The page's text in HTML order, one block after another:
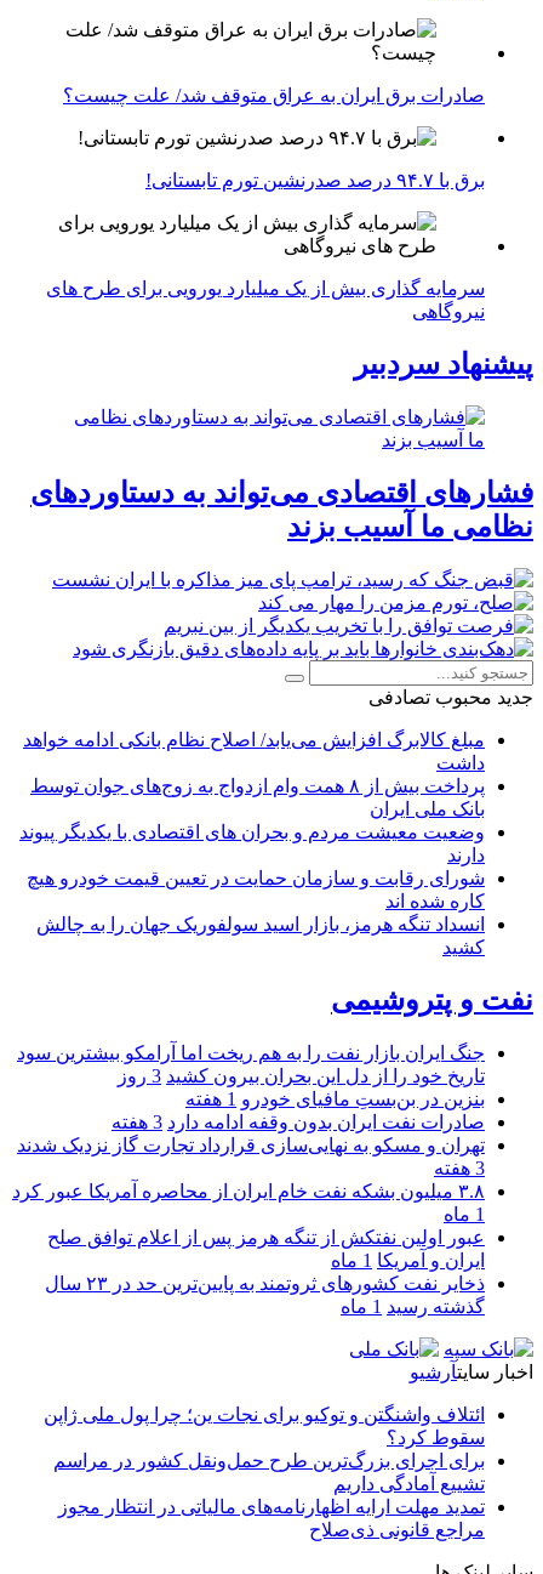
صادرات برق ایران به عراق متوقف شد/ علت چیست؟
برق با ۹۴.۷ درصد صدرنشین تورم تابستانی!
سرمایه گذاری بیش از یک میلیارد یورویی برای طرح های
نیروگاهی
پیشنهاد سردبیر
فشارهای اقتصادی می‌تواند به دستاوردهای
نظامی ما آسیب بزند
جدید محبوب تصادفی
مبلغ کالابرگ افزایش می‌یابد/ اصلاح نظام بانکی ادامه خواهد
داشت
پرداخت بیش از ۸ همت وام ازدواج به زوج‌های جوان توسط
بانک ملی ایران
وضعیت معیشت مردم و بحران های اقتصادی با یکدیگر پیوند
دارند
شورای رقابت و سازمان حمایت در تعیین قیمت خودرو هیچ
کاره شده اند
انسداد تنگه هرمز، بازار اسید سولفوریک جهان را به چالش
کشید
نفت و پتروشیمی
جنگ ایران بازار نفت را به هم ریخت اما آرامکو بیشترین سود
تاریخ خود را از دل این بحران بیرون کشید 3 روز
بنزین در بن‌بستِ مافیای خودرو 1 هفته
صادرات نفت ایران بدون وقفه ادامه دارد 3 هفته
تهران و مسکو به نهایی‌سازی قرارداد تجارت گاز نزدیک شدند
3 هفته
۳.۸ میلیون بشکه نفت خام ایران از محاصره آمریکا عبور کرد
1 ماه
عبور اولین نفتکش از تنگه هرمز پس از اعلام توافق صلح
ایران و آمریکا 1 ماه
ذخایر نفت کشورهای ثروتمند به پایین‌ترین حد در ۲۳ سال
گذشته رسید 1 ماه
اخبار سایتآرشیو
ائتلاف واشنگتن و توکیو برای نجات ین؛ چرا پول ملی ژاپن
سقوط کرد؟
برای اجرای بزرگ‌ترین طرح حمل‌ونقل کشور در مراسم
تشییع آمادگی داریم
تمدید مهلت ارایه اظهارنامه‌های مالیاتی در انتظار مجوز
مراجع قانونی ذی‌‏صلاح